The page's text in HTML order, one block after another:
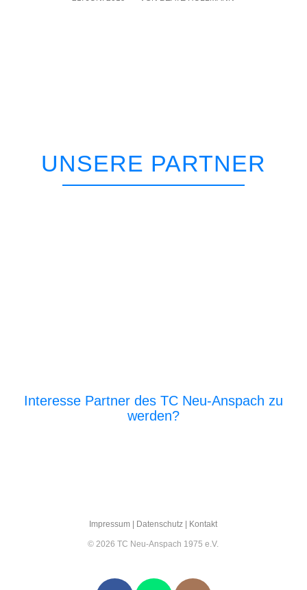
UNSERE PARTNER
Interesse Partner des TC Neu-Anspach zu
werden?
Impres­sum | Daten­schutz | Kon­takt
© 2026 TC Neu-Anspach 1975 e.V.